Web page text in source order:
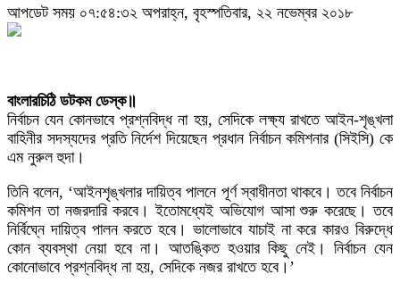
আপডেট সময় ০৭:৫৪:৩২ অপরাহ্ন, বৃহস্পতিবার, ২২ নভেম্বর ২০১৮
বাংলারচিঠি ডটকম ডেস্ক॥
নির্বাচন যেন কোনভাবে প্রশ্নবিদ্ধ না হয়, সেদিকে লক্ষ্য রাখতে আইন-শৃঙ্খলা
বাহিনীর সদস্যদের প্রতি নির্দেশ দিয়েছেন প্রধান নির্বাচন কমিশনার (সিইসি) কে
এম নুরুল হুদা।
তিনি বলেন, ‘আইনশৃঙ্খলার দায়িত্ব পালনে পূর্ণ স্বাধীনতা থাকবে। তবে নির্বাচন
কমিশন তা নজরদারি করবে। ইতোমধ্যেই অভিযোগ আসা শুরু করেছে। তবে
নির্বিঘ্নে দায়িত্ব পালন করতে হবে। ভালোভাবে যাচাই না করে কারও বিরুদ্ধে
কোন ব্যবস্থা নেয়া হবে না। আতঙ্কিত হওয়ার কিছু নেই। নির্বাচন যেন
কোনোভাবে প্রশ্নবিদ্ধ না হয়, সেদিকে নজর রাখতে হবে।’